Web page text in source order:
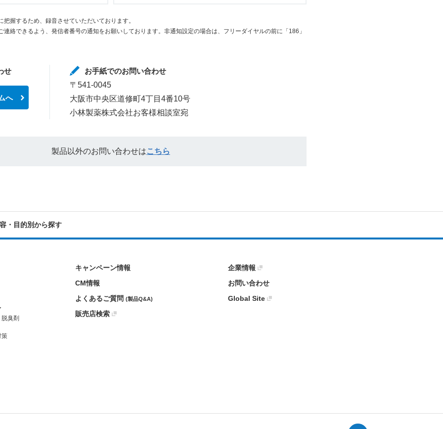
握するため、録音させていただいております。
絡できるよう、発信者番号の通知をお願いしております。非通知設定の場合は、フリーダイヤルの前に「186」
せ
へ
お手紙でのお問い合わせ
〒541-0045
大阪市中央区道修町4丁目4番10号
小林製薬株式会社お客様相談室宛
製品以外のお問い合わせはこちら
・目的別から探す
臭剤
策
キャンペーン情報
CM情報
よくあるご質問 (製品Q&A)
販売店検索
企業情報
お問い合わせ
Global Site